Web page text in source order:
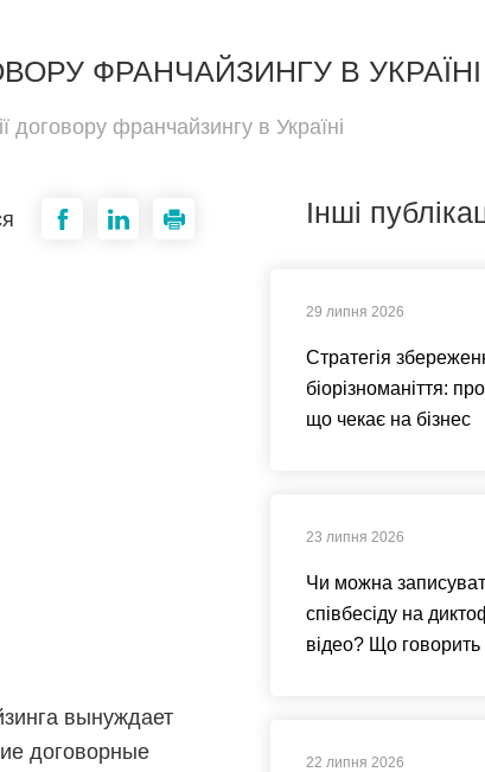
ФРАНЧАЙЗИНГУ В УКРАЇНІ
франчайзингу в Україні
вынуждает
договорные
Інші
29 липня 2026
Стратегія
біорізноманіття:
що чекає на бізнес
23 липня 2026
Чи можна
співбесіду на
відео? Що говорить
22 липня 2026